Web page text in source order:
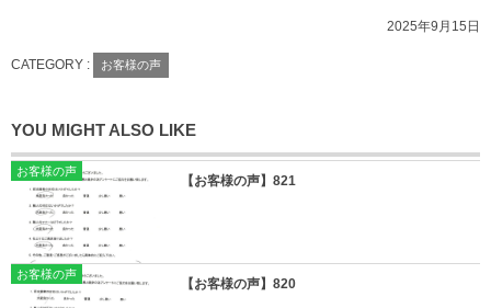
2025年9月15日
CATEGORY : お客様の声
YOU MIGHT ALSO LIKE
お客様の声
【お客様の声】821
お客様の声
【お客様の声】820